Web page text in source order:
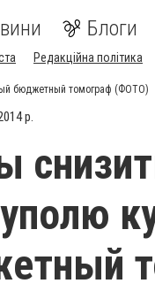
Блоги
Редакційна політика
бюджетный томограф (ФОТО)
р.